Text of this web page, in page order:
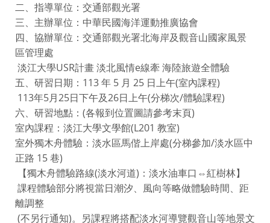
二、指導單位：交通部觀光署
三、主辦單位：中華民國海洋運動推廣協會
四、協辦單位：交通部觀光署北海岸及觀音山國家風景
區管理處
淡江大學USR計畫 淡北風情e線牽 海陸旅遊全體驗
五、研習日期：113 年 5 月 25 日上午(室內課程)
113年5月25日下午及26日上午(分梯次/體驗課程)
六、研習地點：(各報到位置圖請參考末頁)
室內課程：淡江大學文學館(L201 教室)
室外獨木舟體驗：淡水區馬偕上岸處(分梯參加/淡水區中
正路 15 巷)
【獨木舟體驗路線(淡水河道)：淡水油車口⇔紅樹林】
課程體驗部分將視當日潮汐、風向等略做體驗時間、距
離調整
(不另行通知)。另課程將搭配淡水河導覽觀音山等地景文